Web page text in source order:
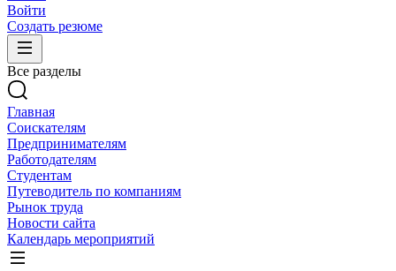
Войти
Создать резюме
Все разделы
Главная
Соискателям
Предпринимателям
Работодателям
Студентам
Путеводитель по компаниям
Рынок труда
Новости сайта
Календарь мероприятий